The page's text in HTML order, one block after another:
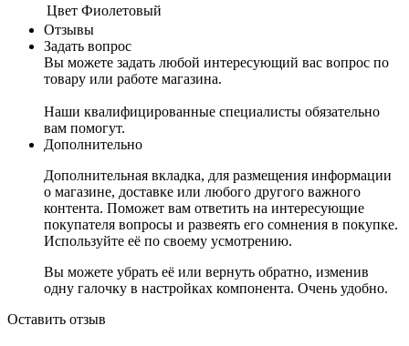
Цвет Фиолетовый
Отзывы
Задать вопрос
Вы можете задать любой интересующий вас вопрос по
товару или работе магазина.
Наши квалифицированные специалисты обязательно
вам помогут.
Дополнительно
Дополнительная вкладка, для размещения информации
о магазине, доставке или любого другого важного
контента. Поможет вам ответить на интересующие
покупателя вопросы и развеять его сомнения в покупке.
Используйте её по своему усмотрению.
Вы можете убрать её или вернуть обратно, изменив
одну галочку в настройках компонента. Очень удобно.
Оставить отзыв